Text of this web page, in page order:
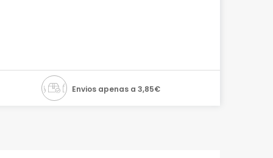
Envios apenas a 3,85€